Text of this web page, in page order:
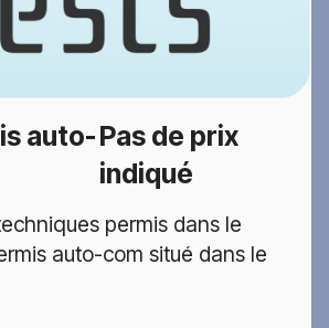
auto-Pas de prix
indiqué
permis dans le
auto-com situé dans le